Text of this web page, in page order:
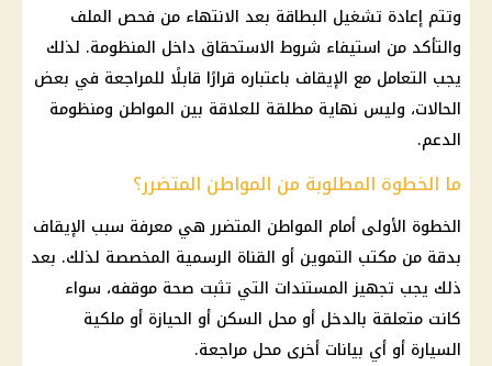
وتتم إعادة تشغيل البطاقة بعد الانتهاء من فحص الملف
والتأكد من استيفاء شروط الاستحقاق داخل المنظومة. لذلك
يجب التعامل مع الإيقاف باعتباره قرارًا قابلًا للمراجعة في بعض
الحالات، وليس نهاية مطلقة للعلاقة بين المواطن ومنظومة
الدعم.
ما الخطوة المطلوبة من المواطن المتضرر؟
الخطوة الأولى أمام المواطن المتضرر هي معرفة سبب الإيقاف
بدقة من مكتب التموين أو القناة الرسمية المخصصة لذلك. بعد
ذلك يجب تجهيز المستندات التي تثبت صحة موقفه، سواء
كانت متعلقة بالدخل أو محل السكن أو الحيازة أو ملكية
السيارة أو أي بيانات أخرى محل مراجعة.